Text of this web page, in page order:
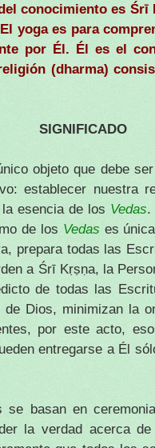
conocimiento es
yoga es para
por Él. Él es el
(dharma)
SIGNIFICADO
objeto que debe
establecer nuestra
esencia de los Vedas.
de los Vedas es
prepara todas las
a Śrī Kṛṣṇa, la
de todas las
Dios, minimizan la
por este acto,
entregarse a Él
se basan en
la verdad acerca